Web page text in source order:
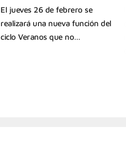
El jueves 26 de febrero se
realizará una nueva función del
ciclo Veranos que no…